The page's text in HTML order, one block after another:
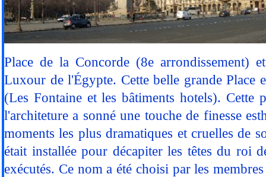
Place de la Concorde (8e arrondissement)
Luxour de l'Égypte. Cette belle grande Place
(Les Fontaine et les bâtiments hotels). Cette
l'architeture a sonné une touche de finesse
moments les plus dramatiques et cruelles de
était installée pour décapiter les têtes du
exécutés. Ce nom a été choisi par les